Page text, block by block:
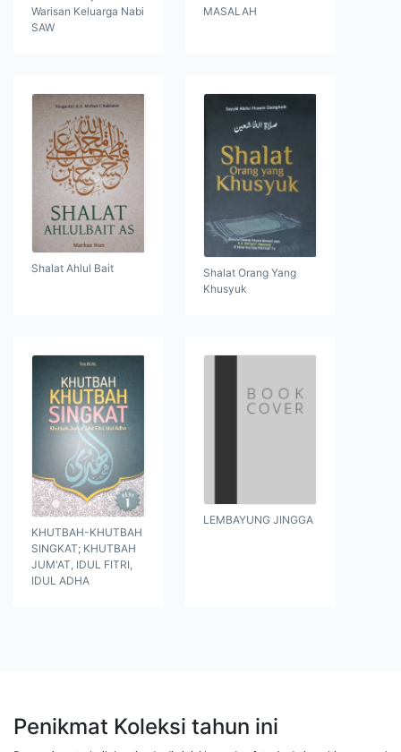
Warisan Keluarga Nabi
SAW
MASALAH
Shalat Ahlul Bait
Shalat Orang Yang
Khusyuk
KHUTBAH-KHUTBAH
SINGKAT; KHUTBAH
JUM'AT, IDUL FITRI,
IDUL ADHA
LEMBAYUNG JINGGA
Penikmat Koleksi tahun ini